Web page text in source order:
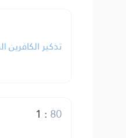
تذكير
1 : 80